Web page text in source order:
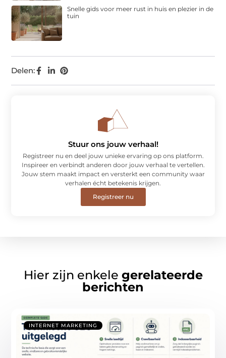
Delen:
Snelle gids voor meer rust in huis en plezier in de
tuin
Stuur ons jouw verhaal!
Registreer nu en deel jouw unieke ervaring op ons platform.
Inspireer en verbindt anderen door jouw verhaal te vertellen.
Jouw stem maakt impact en versterkt een community waar
verhalen écht betekenis krijgen.
Registreer nu
Hier zijn enkele gerelateerde
berichten
INTERNET MARKETING